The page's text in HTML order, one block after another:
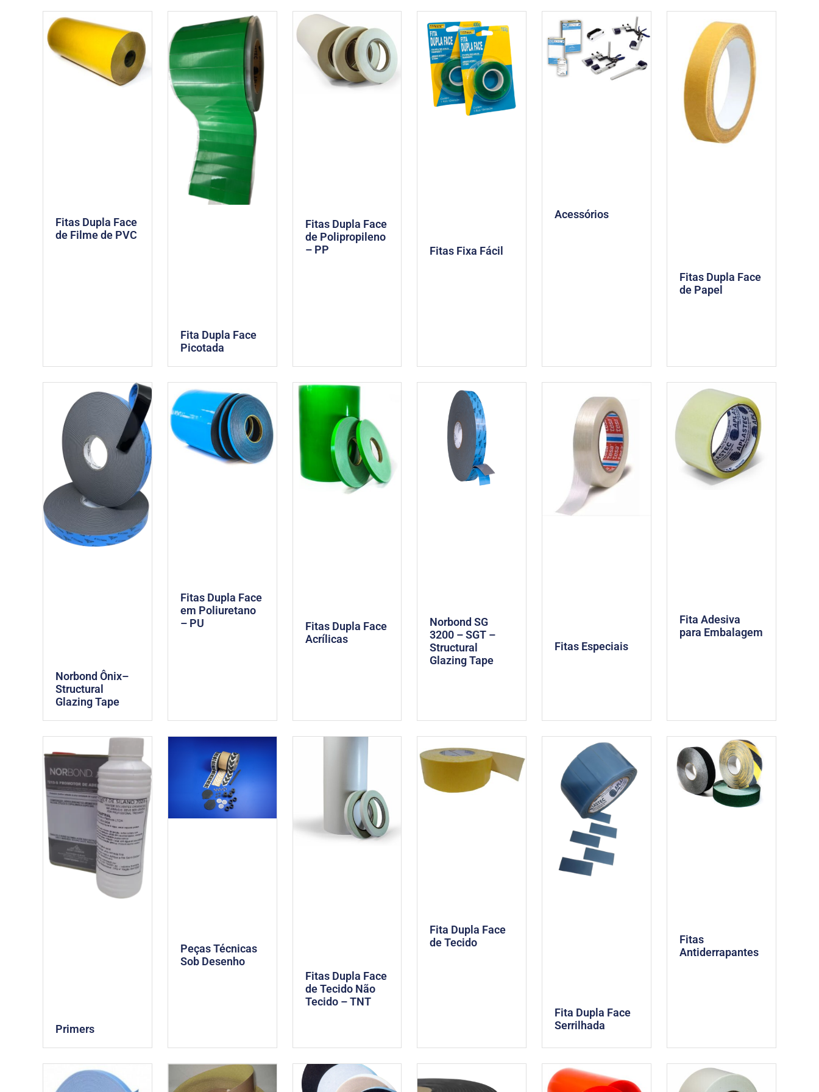
Fitas Dupla Face
de Filme de PVC
Fita Dupla Face
Picotada
Fitas Dupla Face
de Polipropileno
– PP
Fitas Fixa Fácil
Acessórios
Fitas Dupla Face
de Papel
Norbond Ônix–
Structural
Glazing Tape
Fitas Dupla Face
em Poliuretano
– PU
Fitas Dupla Face
Acrílicas
Norbond SG
3200 – SGT –
Structural
Glazing Tape
Fitas Especiais
Fita Adesiva
para Embalagem
Primers
Peças Técnicas
Sob Desenho
Fitas Dupla Face
de Tecido Não
Tecido – TNT
Fita Dupla Face
de Tecido
Fita Dupla Face
Serrilhada
Fitas
Antiderrapantes